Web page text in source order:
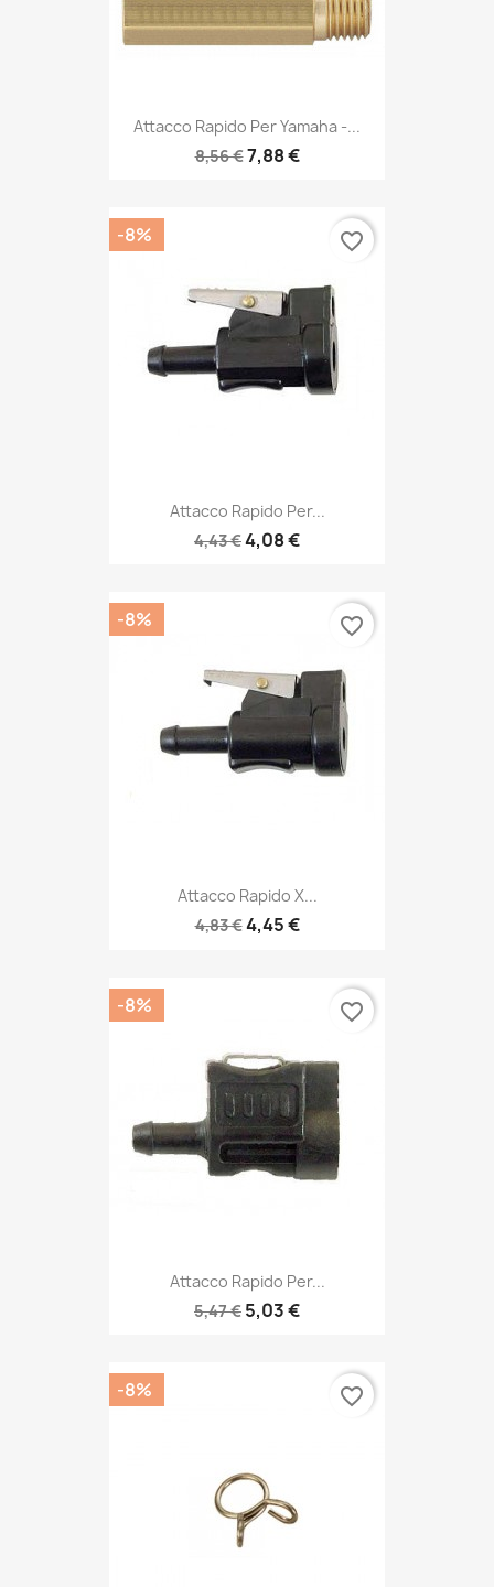
Attacco Rapido Per Yamaha -...
8,56 €7,88 €
Attacco Rapido Per...
4,43 €4,08 €
-8% favorite_border
Attacco Rapido X...
4,83 €4,45 €
-8% favorite_border
Attacco Rapido Per...
5,47 € 5,03 €
-8% favorite_border
-8% favorite_border